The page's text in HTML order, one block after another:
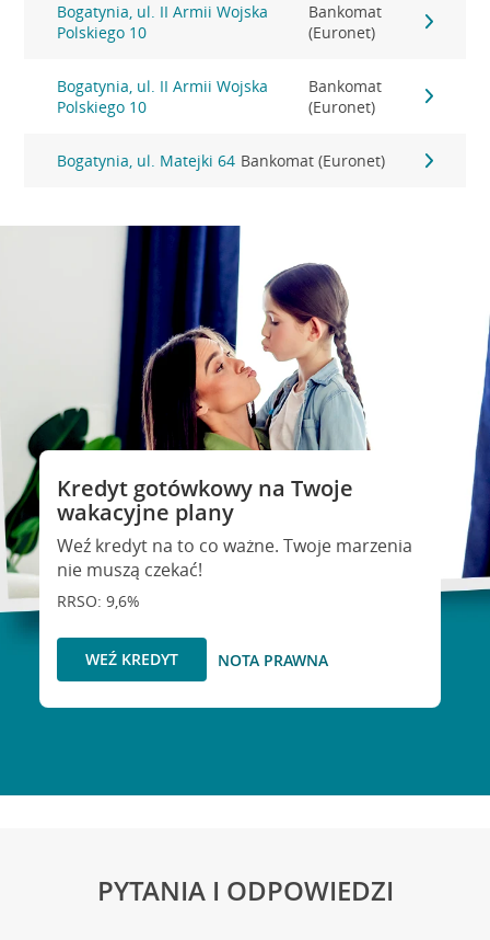
Bogatynia, ul. II Armii Wojska
Polskiego 10
Bankomat
(Euronet)
Bogatynia, ul. II Armii Wojska
Polskiego 10
Bankomat
(Euronet)
Bogatynia, ul. Matejki 64 Bankomat (Euronet)
Kredyt gotówkowy na Twoje
wakacyjne plany
Weź kredyt na to co ważne. Twoje marzenia
nie muszą czekać!
RRSO: 9,6%
WEŹ KREDYT NOTA PRAWNA
PYTANIA I ODPOWIEDZI